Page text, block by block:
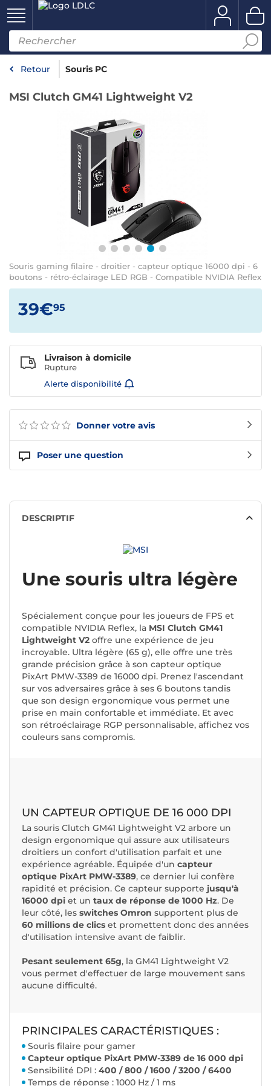
Retour Souris PC
MSI Clutch GM41 Lightweight V2
Souris gaming filaire - droitier - capteur optique 16000 dpi - 6
boutons - rétro-éclairage LED RGB - Compatible NVIDIA Reflex
Donner votre avis
Poser une question
39€95
Livraison à domicile
Rupture
Alerte disponibilité
DESCRIPTIF
Une souris ultra légère
Spécialement conçue pour les joueurs de FPS et
compatible NVIDIA Reflex, la MSI Clutch GM41
Lightweight V2 offre une expérience de jeu
incroyable. Ultra légère (65 g), elle offre une très
grande précision grâce à son capteur optique
PixArt PMW-3389 de 16000 dpi. Prenez l'ascendant
sur vos adversaires grâce à ses 6 boutons tandis
que son design ergonomique vous permet une
prise en main confortable et immédiate. Et avec
son rétroéclairage RGP personnalisable, affichez vos
couleurs sans compromis.
UN CAPTEUR OPTIQUE DE 16 000 DPI
La souris Clutch GM41 Lightweight V2 arbore un
design ergonomique qui assure aux utilisateurs
droitiers un confort d'utilisation parfait et une
expérience agréable. Équipée d'un capteur
optique PixArt PMW-3389, ce dernier lui confère
rapidité et précision. Ce capteur supporte jusqu'à
16000 dpi et un taux de réponse de 1000 Hz. De
leur côté, les switches Omron supportent plus de
60 millions de clics et promettent donc des années
d'utilisation intensive avant de faiblir.
Pesant seulement 65g, la GM41 Lightweight V2
vous permet d'effectuer de large mouvement sans
aucune difficulté.
PRINCIPALES CARACTÉRISTIQUES :
Souris filaire pour gamer
Capteur optique PixArt PMW-3389 de 16 000 dpi
Sensibilité DPI : 400 / 800 / 1600 / 3200 / 6400
Temps de réponse : 1000 Hz / 1 ms